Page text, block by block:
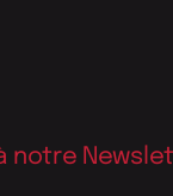
notre